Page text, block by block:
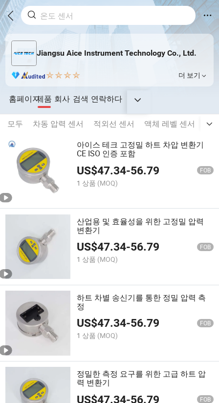
Jiangsu Aice Instrument Technology Co., Ltd.
더 보기
홈페이지제품 회사 검색 연락하다
모두 차동 압력 센서 적외선 센서 액체 레벨 센서
압
아이스 테크 고정밀 하트 차압 변환기
CE ISO 인증 포함
US$47.34-56.79 FOB
1 상품 (MOQ)
산업용 및 효율성을 위한 고정밀 압력
변환기
US$47.34-56.79 FOB
1 상품 (MOQ)
하트 차별 송신기를 통한 정밀 압력 측
정
US$47.34-56.79 FOB
1 상품 (MOQ)
정밀한 측정 요구를 위한 고급 하트 압
력 변환기
US$47.34-56.79 FOB